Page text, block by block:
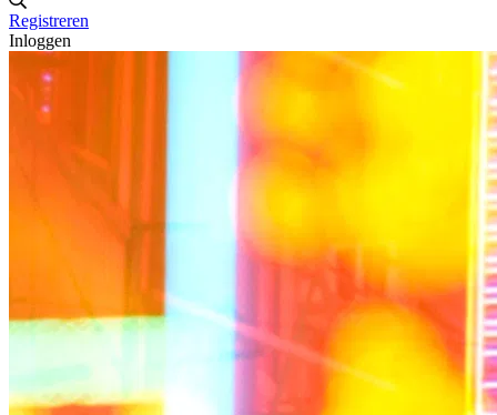
Registreren
Inloggen